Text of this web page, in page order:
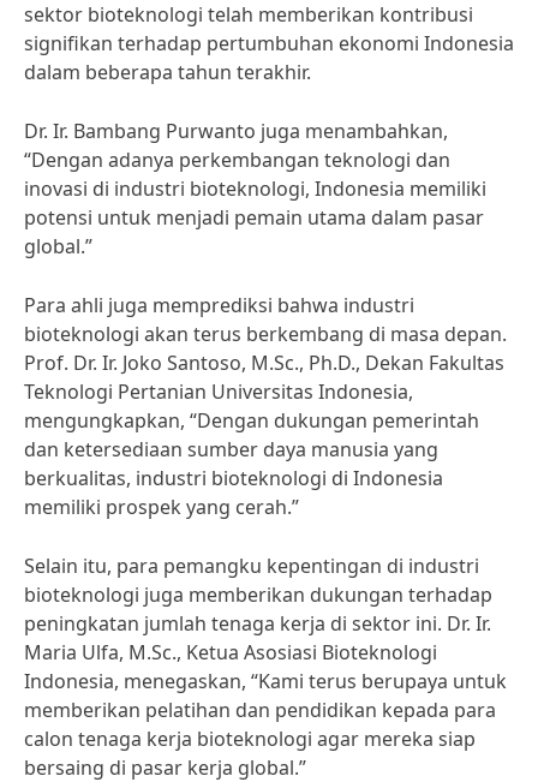
sektor bioteknologi telah memberikan kontribusi
signifikan terhadap pertumbuhan ekonomi Indonesia
dalam beberapa tahun terakhir.
Dr. Ir. Bambang Purwanto juga menambahkan,
“Dengan adanya perkembangan teknologi dan
inovasi di industri bioteknologi, Indonesia memiliki
potensi untuk menjadi pemain utama dalam pasar
global.”
Para ahli juga memprediksi bahwa industri
bioteknologi akan terus berkembang di masa depan.
Prof. Dr. Ir. Joko Santoso, M.Sc., Ph.D., Dekan Fakultas
Teknologi Pertanian Universitas Indonesia,
mengungkapkan, “Dengan dukungan pemerintah
dan ketersediaan sumber daya manusia yang
berkualitas, industri bioteknologi di Indonesia
memiliki prospek yang cerah.”
Selain itu, para pemangku kepentingan di industri
bioteknologi juga memberikan dukungan terhadap
peningkatan jumlah tenaga kerja di sektor ini. Dr. Ir.
Maria Ulfa, M.Sc., Ketua Asosiasi Bioteknologi
Indonesia, menegaskan, “Kami terus berupaya untuk
memberikan pelatihan dan pendidikan kepada para
calon tenaga kerja bioteknologi agar mereka siap
bersaing di pasar kerja global.”